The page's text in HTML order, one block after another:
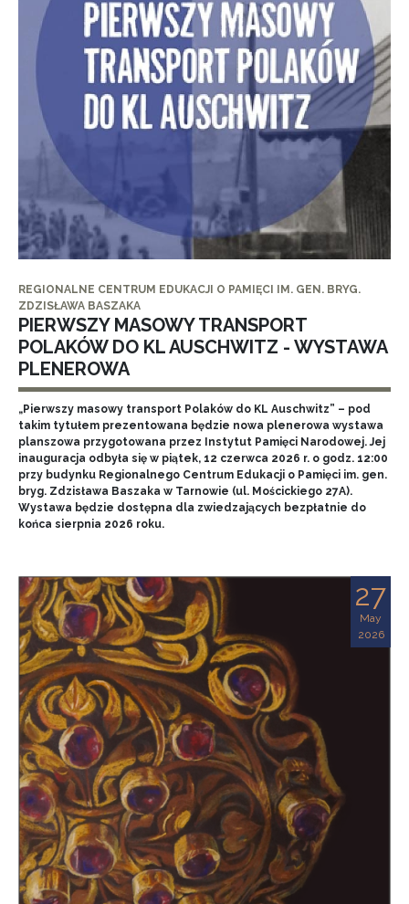
REGIONALNE CENTRUM EDUKACJI O PAMIĘCI IM. GEN. BRYG.
ZDZISŁAWA BASZAKA
PIERWSZY MASOWY TRANSPORT
POLAKÓW DO KL AUSCHWITZ - WYSTAWA
PLENEROWA
„Pierwszy masowy transport Polaków do KL Auschwitz” – pod
takim tytułem prezentowana będzie nowa plenerowa wystawa
planszowa przygotowana przez Instytut Pamięci Narodowej. Jej
inauguracja odbyła się w piątek, 12 czerwca 2026 r. o godz. 12:00
przy budynku Regionalnego Centrum Edukacji o Pamięci im. gen.
bryg. Zdzisława Baszaka w Tarnowie (ul. Mościckiego 27A).
Wystawa będzie dostępna dla zwiedzających bezpłatnie do
końca sierpnia 2026 roku.
27
May
2026